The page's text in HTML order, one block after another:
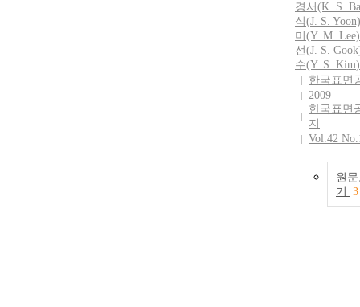
경서(K. S.
식(J. S. Yoon)
미(Y. M. Lee)
선(J. S.
수(Y. S. Kim)
한국표면
2009
한국표면
지
Vol.42
원
기
3